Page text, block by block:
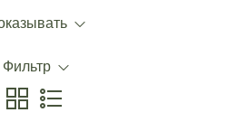
Фильтр